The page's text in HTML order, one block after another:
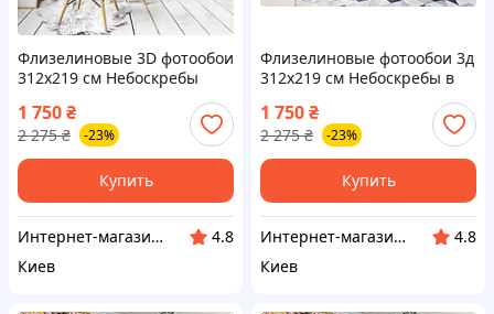
Флизелиновые 3D фотообои
312x219 см Небоскребы
(1672VEXXL) Клей в подарок
1 750₴
2 275 ₴ -23%
Купить
Интернет-магазин "АТМ"
4.8
Киев
Флизелиновые фотообои 3д
312x219 см Небоскребы в
городе Нью-Йорке и чистое
небо (2317VEXXL) Клей в
подарок
1 750₴
2 275 ₴ -23%
Купить
Интернет-магазин "АТМ"
4.8
Киев